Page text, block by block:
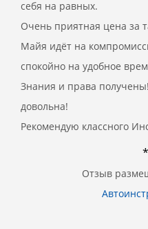
себя на равных.
Очень приятная цена за
Майя идёт на
спокойно на удобное
Знания и права
довольна!
Рекомендую классного
Отзыв